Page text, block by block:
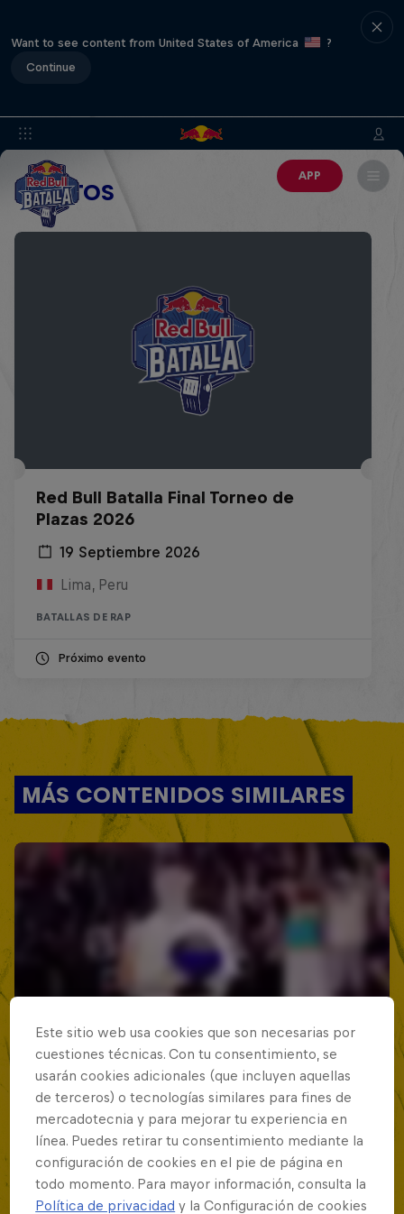
Want to see content from United States of America
?
Continue
APP
EVENTOS
Red Bull Batalla Final Torneo de
Plazas 2026
19 Septiembre 2026
Lima, Peru
BATALLAS DE RAP
Próximo evento
MÁS CONTENIDOS SIMILARES
Este sitio web usa cookies que son necesarias por
cuestiones técnicas. Con tu consentimiento, se
usarán cookies adicionales (que incluyen aquellas
de terceros) o tecnologías similares para fines de
mercadotecnia y para mejorar tu experiencia en
línea. Puedes retirar tu consentimiento mediante la
configuración de cookies en el pie de página en
todo momento. Para mayor información, consulta la
Política de privacidad y la Configuración de cookies